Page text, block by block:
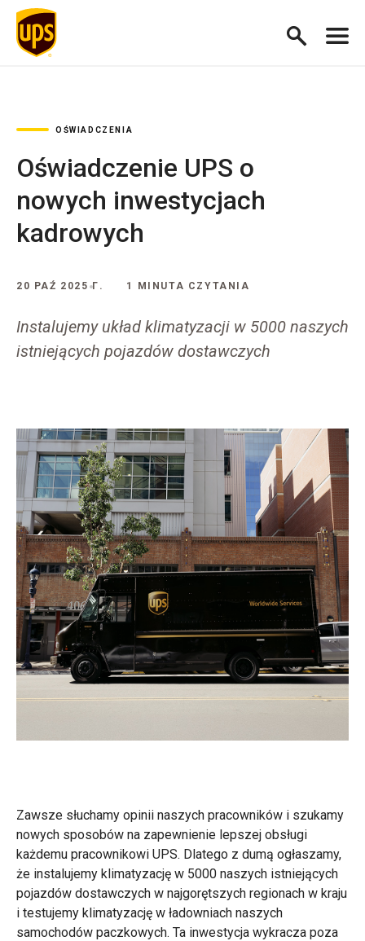
OŚWIADCZENIA
Oświadczenie UPS o
nowych inwestycjach
kadrowych
20 PAŹ 2025 Г. 1 MINUTA CZYTANIA
Instalujemy układ klimatyzacji w 5000 naszych
istniejących pojazdów dostawczych
Zawsze słuchamy opinii naszych pracowników i szukamy
nowych sposobów na zapewnienie lepszej obsługi
każdemu pracownikowi UPS. Dlatego z dumą ogłaszamy,
że instalujemy klimatyzację w 5000 naszych istniejących
pojazdów dostawczych w najgorętszych regionach w kraju
i testujemy klimatyzację w ładowniach naszych
samochodów paczkowych. Ta inwestycja wykracza poza